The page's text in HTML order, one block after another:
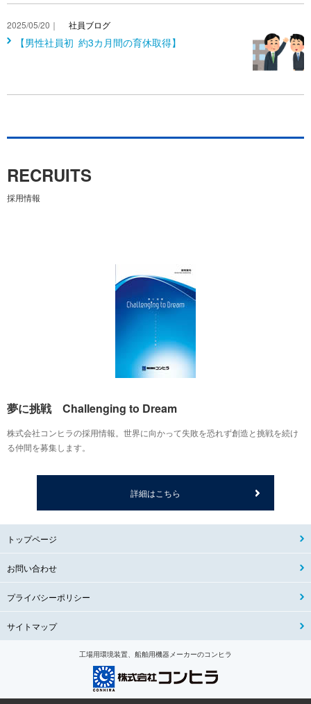
2025/05/20｜ 社員ブログ
【男性社員初 約3カ月間の育休取得】
RECRUITS
採用情報
夢に挑戦 Challenging to Dream
株式会社コンヒラの採用情報。世界に向かって失敗を恐れず創造と挑戦を続け
る仲間を募集します。
詳細はこちら
トップページ
お問い合わせ
プライバシーポリシー
サイトマップ
工場用環境装置、船舶用機器メーカーのコンヒラ